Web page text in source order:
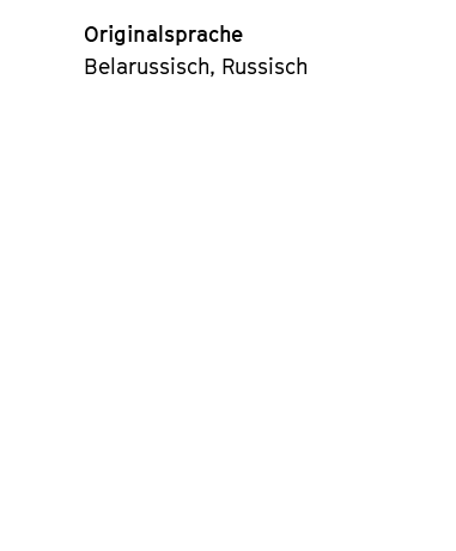
Originalsprache
Belarussisch, Russisch